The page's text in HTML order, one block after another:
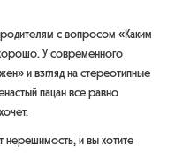
с вопросом «Каким
У современного
и взгляд на стереотипные
пацан все равно
нерешимость, и вы хотите